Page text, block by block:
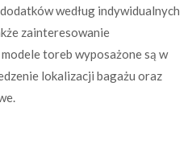
według indywidualnych
zainteresowanie
toreb wyposażone są w
lokalizacji bagażu oraz